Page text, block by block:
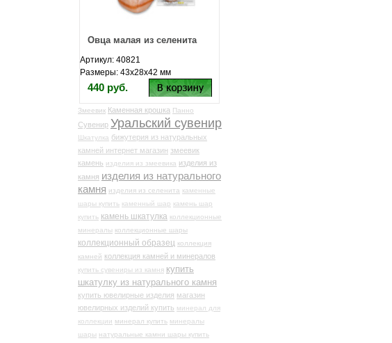
Овца малая из селенита
Артикул: 40821
Размеры: 43х28х42 мм
440 руб.
Змеевик Каменная крошка Панно
Сувенир Уральский сувенир
Шкатулка бижутерия из натуральных
камней интернет магазин змеевик
камень изделия из змеевика изделия из
камня изделия из натурального
камня изделия из селенита каменные
шары купить каменный шар камень шар
купить камень шкатулка коллекционные
минералы коллекционные шары
коллекционный образец коллекция
камней коллекция камней и минералов
купить сувениры из камня купить
шкатулку из натурального камня
купить ювелирные изделия магазин
ювелирных изделий купить минерал для
коллекции минерал купить минералы
шары натуральные камни шары купить